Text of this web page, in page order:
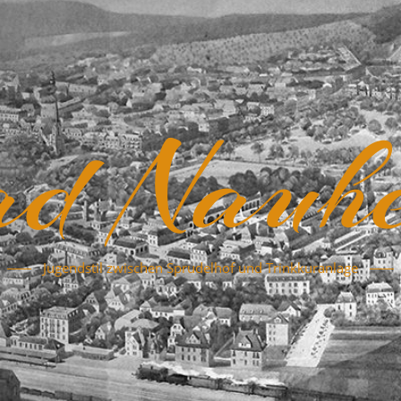
Jugendstil zwischen Sprudelhof und Trinkkuranlage